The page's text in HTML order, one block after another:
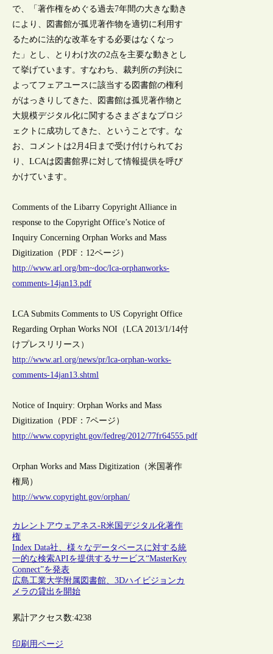
で、「著作権をめぐる過去7年間の大きな動き
により、図書館が孤児著作物を適切に利用す
るために法的な改革をする必要はなくなっ
た」とし、とりわけ次の2点を主要な動きとし
て挙げています。すなわち、裁判所の判決に
よってフェアユースに該当する図書館の権利
がはっきりしてきた、図書館は孤児著作物と
大規模デジタル化に関するさまざまなプロジ
ェクトに成功してきた、ということです。な
お、コメントは2月4日まで受け付けられてお
り、LCAは図書館界に対して情報提供を呼び
かけています。
Comments of the Libarry Copyright Alliance in
response to the Copyright Office’s Notice of
Inquiry Concerning Orphan Works and Mass
Digitization（PDF：12ページ）
http://www.arl.org/bm~doc/lca-orphanworks-
comments-14jan13.pdf
LCA Submits Comments to US Copyright Office
Regarding Orphan Works NOI（LCA 2013/1/14付
けプレスリリース）
http://www.arl.org/news/pr/lca-orphan-works-
comments-14jan13.shtml
Notice of Inquiry: Orphan Works and Mass
Digitization（PDF：7ページ）
http://www.copyright.gov/fedreg/2012/77fr64555.pdf
Orphan Works and Mass Digitization（米国著作
権局）
http://www.copyright.gov/orphan/
カレントアウェアネス-R米国デジタル化著作
権
Index Data社、様々なデータベースに対する統
一的な検索APIを提供するサービス“MasterKey
Connect”を発表
広島工業大学附属図書館、3Dハイビジョンカ
メラの貸出を開始
累計アクセス数:4238
印刷用ページ